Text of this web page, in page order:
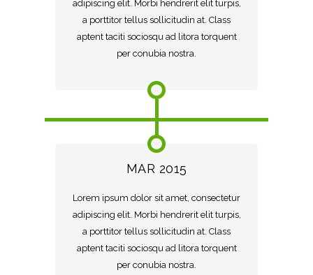
adipiscing elit. Morbi hendrerit elit turpis,
a porttitor tellus sollicitudin at. Class
aptent taciti sociosqu ad litora torquent
per conubia nostra.
MAR 2015
Lorem ipsum dolor sit amet, consectetur
adipiscing elit. Morbi hendrerit elit turpis,
a porttitor tellus sollicitudin at. Class
aptent taciti sociosqu ad litora torquent
per conubia nostra.